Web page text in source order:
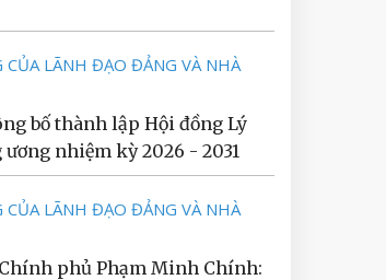
LÃNH ĐẠO ĐẢNG VÀ NHÀ
bố thành lập Hội đồng Lý
nhiệm kỳ 2026 - 2031
LÃNH ĐẠO ĐẢNG VÀ NHÀ
phủ Phạm Minh Chính: